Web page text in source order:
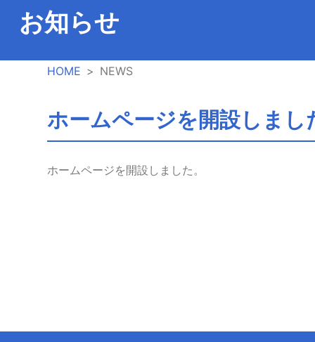
お知らせ
HOME NEWS
ホームページを開設しまし
ホームページを開設しました。